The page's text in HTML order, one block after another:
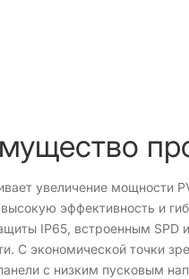
увеличение мощности
эффективность и
IP65, встроенным SPD
С экономической точки
с низким пусковым